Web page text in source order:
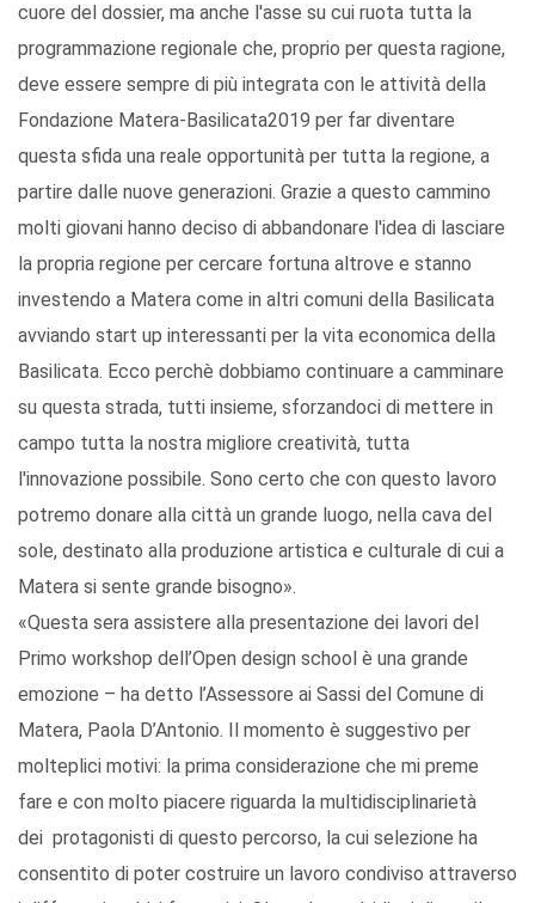
cuore del dossier, ma anche l'asse su cui ruota tutta la
programmazione regionale che, proprio per questa ragione,
deve essere sempre di più integrata con le attività della
Fondazione Matera-Basilicata2019 per far diventare
questa sfida una reale opportunità per tutta la regione, a
partire dalle nuove generazioni. Grazie a questo cammino
molti giovani hanno deciso di abbandonare l'idea di lasciare
la propria regione per cercare fortuna altrove e stanno
investendo a Matera come in altri comuni della Basilicata
avviando start up interessanti per la vita economica della
Basilicata. Ecco perchè dobbiamo continuare a camminare
su questa strada, tutti insieme, sforzandoci di mettere in
campo tutta la nostra migliore creatività, tutta
l'innovazione possibile. Sono certo che con questo lavoro
potremo donare alla città un grande luogo, nella cava del
sole, destinato alla produzione artistica e culturale di cui a
Matera si sente grande bisogno».
«Questa sera assistere alla presentazione dei lavori del
Primo workshop dell’Open design school è una grande
emozione – ha detto l’Assessore ai Sassi del Comune di
Matera, Paola D’Antonio. Il momento è suggestivo per
molteplici motivi: la prima considerazione che mi preme
fare e con molto piacere riguarda la multidisciplinarietà
dei protagonisti di questo percorso, la cui selezione ha
consentito di poter costruire un lavoro condiviso attraverso